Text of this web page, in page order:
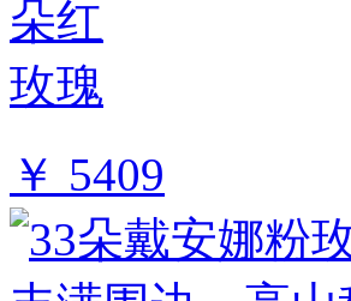
￥ 5409